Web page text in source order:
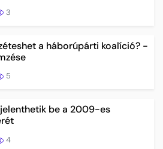
3
a háborúpárti koalíció? -
5
be a 2009-es
4